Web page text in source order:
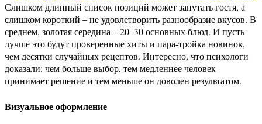
Слишком длинный список позиций может запутать гостя, а
слишком короткий – не удовлетворить разнообразие вкусов. В
среднем, золотая середина – 20–30 основных блюд. И пусть
лучше это будут проверенные хиты и пара-тройка новинок,
чем десятки случайных рецептов. Интересно, что психологи
доказали: чем больше выбор, тем медленнее человек
принимает решение и тем меньше он доволен результатом.
Визуальное оформление